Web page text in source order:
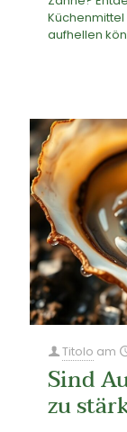
Küchenmittel
aufhellen
Titolo am
Sind
zu